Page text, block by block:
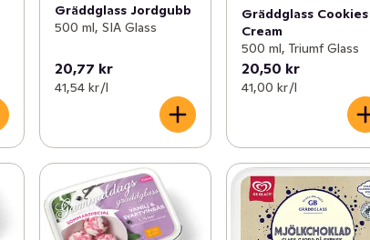
Gräddglass Jordgubb
500 ml, SIA Glass
20,77 kr
41,54 kr /l
Gräddglass
Cream
500 ml, Triumf Glass
20,50 kr
41,00 kr /l